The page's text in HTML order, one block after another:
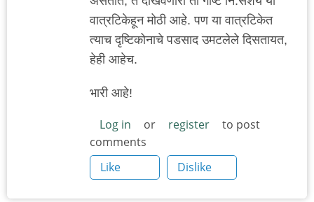
वात्रटिकेहून मोठी आहे. पण या वात्रटिकेत
त्याच दृष्टिकोनाचे पडसाद उमटलेले दिसतायत,
हेही आहेच.
भारी आहे!
Log in or register
to post
comments
Like
Dislike